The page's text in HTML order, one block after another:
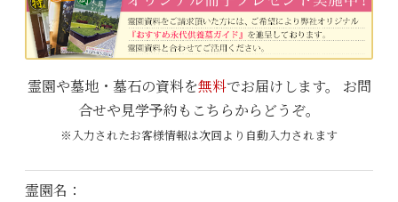
霊園や墓地・墓石の資料を無料でお届けします。 お問
合せや見学予約もこちらからどうぞ。
※入力されたお客様情報は次回より自動入力されます
霊園名：